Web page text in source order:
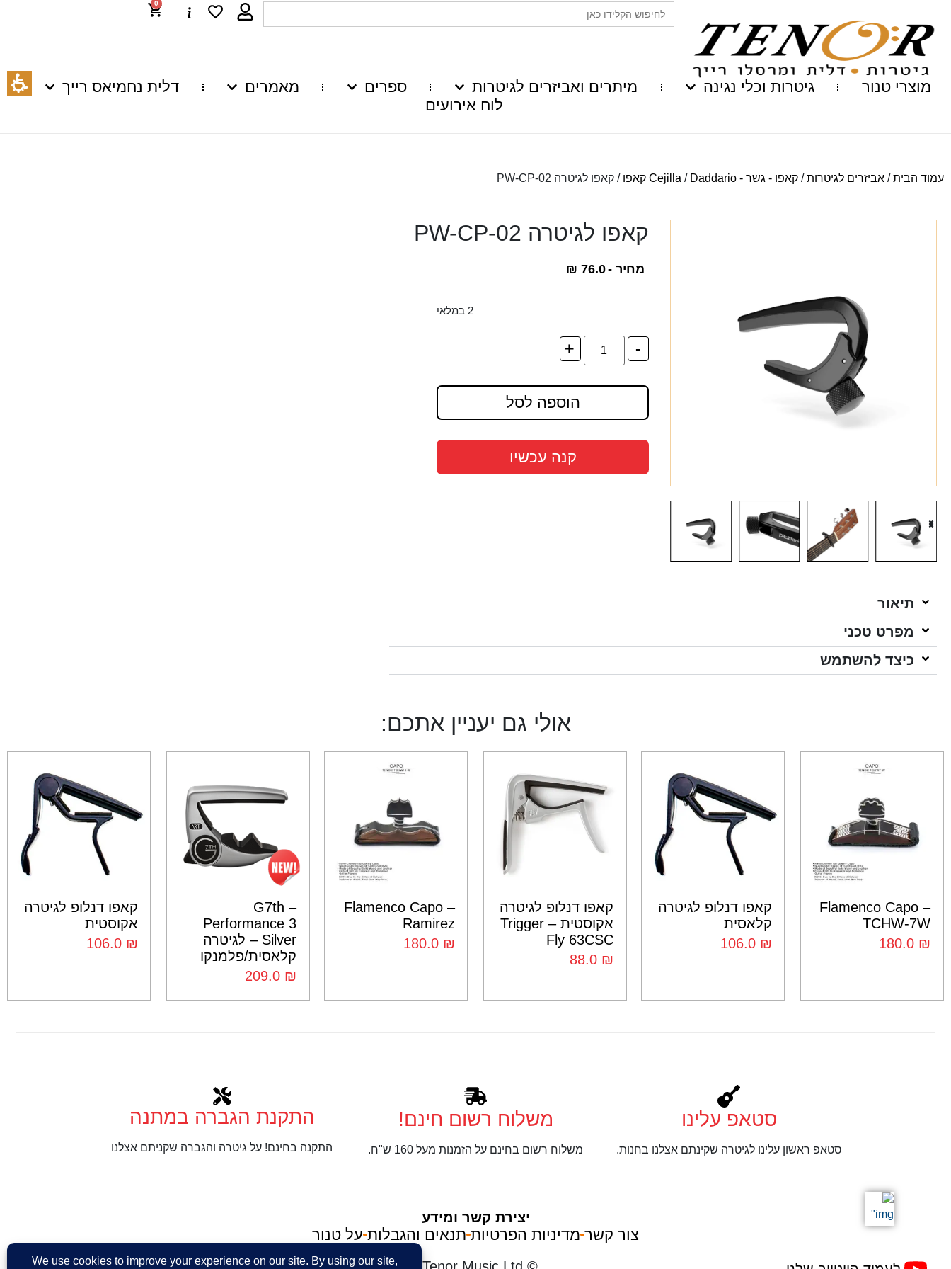
Search
for:
0
מוצרי טנור גיטרות וכלי נגינה מיתרים ואביזרים לגיטרות ספרים מאמרים
דלית נחמיאס רייך
לוח אירועים
עמוד הבית/ אביזרים לגיטרות/ קאפו - גשר - Cejilla / Daddario קאפו / קאפו לגיטרה PW-CP-02
קאפו לגיטרה PW-CP-02
מחיר - ₪ 76.0
2 במלאי
-
+
הוספה לסל
קנה עכשיו
תיאור
מפרט טכני
כיצד להשתמש
אולי גם יעניין אתכם:
Flamenco Capo –
TCHW-7W
₪
קאפו דנלופ לגיטרה
קלאסית
₪
קאפו דנלופ לגיטרה
אקוסטית – Trigger
Fly 63CSC
₪
Flamenco Capo –
Ramirez
₪
G7th –
Performance 3
Silver – לגיטרה
קלאסית/פלמנקו
₪
קאפו דנלופ לגיטרה
אקוסטית
₪
סטאפ עלינו
סטאפ ראשון עלינו לגיטרה שקינתם אצלנו בחנות.
משלוח רשום חינם!
משלוח רשום בחינם על הזמנות מעל 160 ש"ח.
התקנת הגברה במתנה
התקנה בחינם! על גיטרה והגברה שקניתם אצלנו
יצירת קשר ומידע
צור קשר מדיניות הפרטיות תנאים והגבלות על טנור